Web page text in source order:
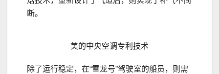
断。
美的中央空调专利技术
除了运行稳定，在“雪龙号”驾驶室的船员，则需